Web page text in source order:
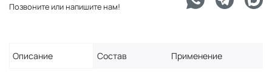
Позвоните или напишите нам!
Описание Состав Применение